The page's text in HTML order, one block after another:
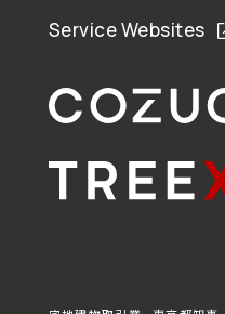
Service Websites